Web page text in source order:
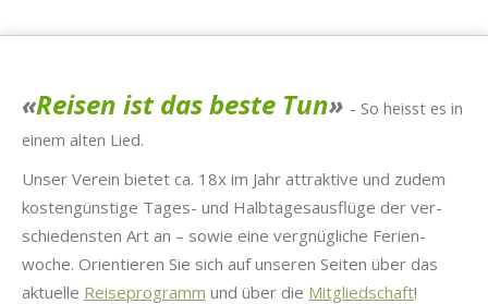
«Reisen ist das beste Tun» - So heisst es in
einem alten Lied.
Unser Vere­in bietet ca. 18x im Jahr attrak­tive und zudem
kostengün­stige Tages- und Halb­tage­saus­flüge der ver­
schieden­sten Art an – sowie eine vergnügliche Ferien­
woche. Ori­en­tieren Sie sich auf unseren Seit­en über das
aktuelle Reise­pro­gramm und über die Mit­glied­schaft!